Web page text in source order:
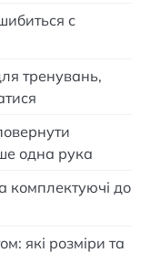
с
тренувань,
одна рука
комплектуючі до
які розміри та